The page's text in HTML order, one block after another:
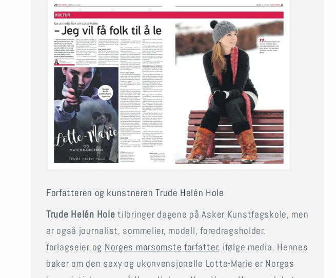
Forfatteren og kunstneren Trude Helén Hole
Trude Helén Hole tilbringer dagene på Asker Kunstfagskole, men
er også journalist, sommelier, modell, foredragsholder,
forlagseier og Norges morsomste forfatter, ifølge media. Hennes
bøker om den sexy og ukonvensjonelle Lotte-Marie er Norges